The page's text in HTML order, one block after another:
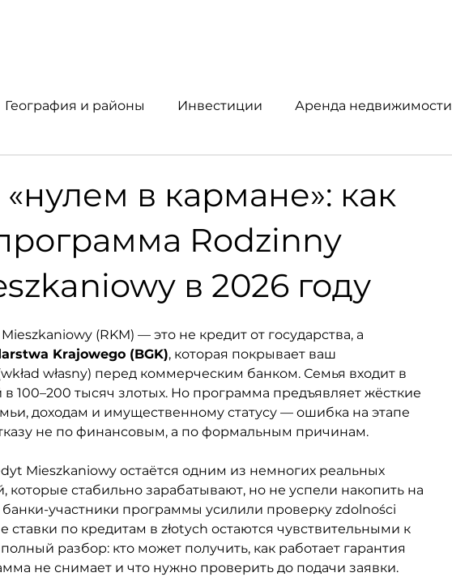
География и районы Инвестиции Аренда недвижимости
в кармане»: как
Rodzinny
в 2026 году
(RKM) — это не кредит от государства, а
Krajowego (BGK), которая покрывает ваш
własny) перед коммерческим банком. Семья входит в
100–200 тысяч злотых. Но программа предъявляет жёсткие
доходам и имущественному статусу — ошибка на этапе
не по финансовым, а по формальным причинам.
Mieszkaniowy остаётся одним из немногих реальных
которые стабильно зарабатывают, но не успели накопить на
участники программы усилили проверку zdolności
по кредитам в złotych остаются чувствительными к
разбор: кто может получить, как работает гарантия
не снимает и что нужно проверить до подачи заявки.